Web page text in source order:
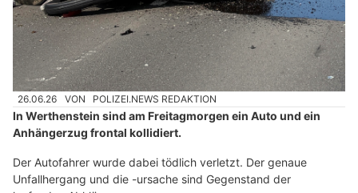
26.06.26 VON POLIZEI.NEWS REDAKTION
In Werthenstein sind am Freitagmorgen ein Auto und ein
Anhängerzug frontal kollidiert.
Der Autofahrer wurde dabei tödlich verletzt. Der genaue
Unfallhergang und die -ursache sind Gegenstand der